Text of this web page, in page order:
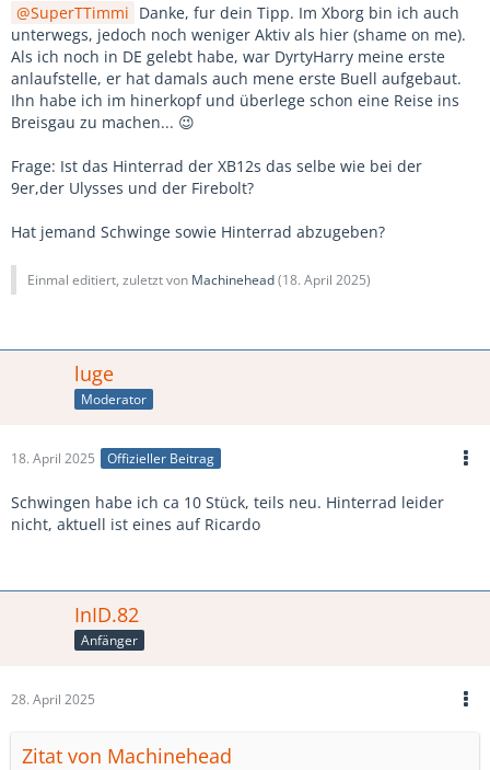
SuperTTimmi Danke, fur dein Tipp. Im Xborg bin ich auch
unterwegs, jedoch noch weniger Aktiv als hier (shame on me).
Als ich noch in DE gelebt habe, war DyrtyHarry meine erste
anlaufstelle, er hat damals auch mene erste Buell aufgebaut.
Ihn habe ich im hinerkopf und überlege schon eine Reise ins
Breisgau zu machen... 😉
Frage: Ist das Hinterrad der XB12s das selbe wie bei der
9er,der Ulysses und der Firebolt?
Hat jemand Schwinge sowie Hinterrad abzugeben?
Einmal editiert, zuletzt von Machinehead(18. April 2025)
luge
Moderator
18. April 2025 Offizieller Beitrag
Schwingen habe ich ca 10 Stück, teils neu. Hinterrad leider
nicht, aktuell ist eines auf Ricardo
InID.82
Anfänger
28. April 2025
Zitat von Machinehead